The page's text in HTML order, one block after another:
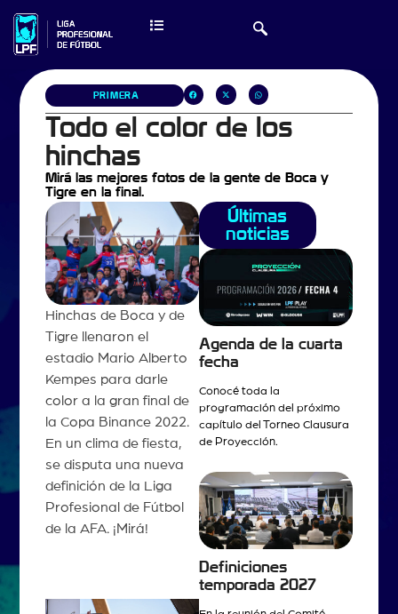
PRIMERA
Todo el color de los
hinchas
Mirá las mejores fotos de la gente de Boca y
Tigre en la final.
Hinchas de Boca y de
Tigre llenaron el
estadio Mario Alberto
Kempes para darle
color a la gran final de
la Copa Binance 2022.
En un clima de fiesta,
se disputa una nueva
definición de la Liga
Profesional de Fútbol
de la AFA. ¡Mirá!
Últimas
noticias
Agenda de la cuarta
fecha
Conocé toda la
programación del próximo
capítulo del Torneo Clausura
de Proyección.
Definiciones
temporada 2027